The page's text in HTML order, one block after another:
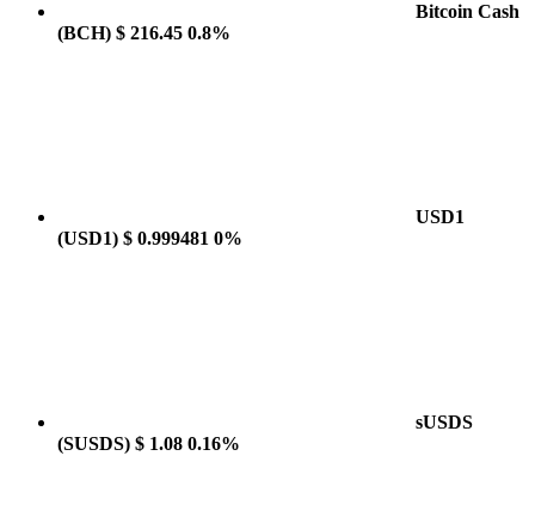
Bitcoin Cash
(BCH) $ 216.45 0.8%
USD1
(USD1) $ 0.999481 0%
sUSDS
(SUSDS) $ 1.08 0.16%